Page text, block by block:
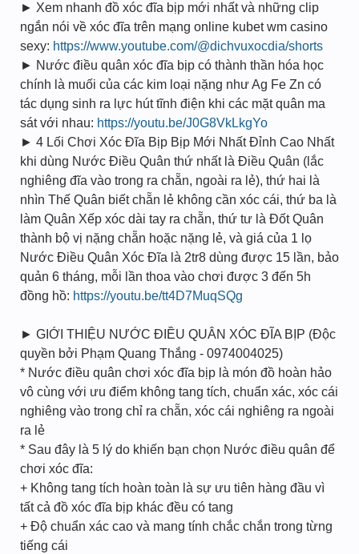
► Xem nhanh đồ xóc đĩa bịp mới nhất và những clip
ngắn nói về xóc đĩa trên mạng online kubet wm casino
sexy: https://www.youtube.com/@dichvuxocdia/shorts
► Nước điều quân xóc đĩa bịp có thành thần hóa học
chính là muối của các kim loại nặng như Ag Fe Zn có
tác dụng sinh ra lực hút tĩnh điện khi các mặt quân ma
sát với nhau: https://youtu.be/J0G8VkLkgYo
► 4 Lối Chơi Xóc Đĩa Bịp Bịp Mới Nhất Đỉnh Cao Nhất
khi dùng Nước Điều Quân thứ nhất là Điều Quân (lắc
nghiêng đĩa vào trong ra chẵn, ngoài ra lẻ), thứ hai là
nhìn Thế Quân biết chẵn lẻ không cần xóc cái, thứ ba là
làm Quân Xếp xóc dài tay ra chẵn, thứ tư là Đốt Quân
thành bộ vị nặng chẵn hoặc nặng lẻ, và giá của 1 lọ
Nước Điều Quân Xóc Đĩa là 2tr8 dùng được 15 lần, bảo
quản 6 tháng, mỗi lần thoa vào chơi được 3 đến 5h
đồng hồ: https://youtu.be/tt4D7MuqSQg
► GIỚI THIỆU NƯỚC ĐIỀU QUÂN XÓC ĐĨA BỊP (Độc
quyền bởi Phạm Quang Thắng - 0974004025)
* Nước điều quân chơi xóc đĩa bịp là món đồ hoàn hảo
vô cùng với ưu điểm không tang tích, chuẩn xác, xóc cái
nghiêng vào trong chỉ ra chẵn, xóc cái nghiêng ra ngoài
ra lẻ
* Sau đây là 5 lý do khiến bạn chọn Nước điều quân để
chơi xóc đĩa:
+ Không tang tích hoàn toàn là sự ưu tiên hàng đầu vì
tất cả đồ xóc đĩa bịp khác đều có tang
+ Độ chuẩn xác cao và mang tính chắc chắn trong từng
tiếng cái